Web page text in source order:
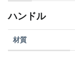
ハンドル
材質